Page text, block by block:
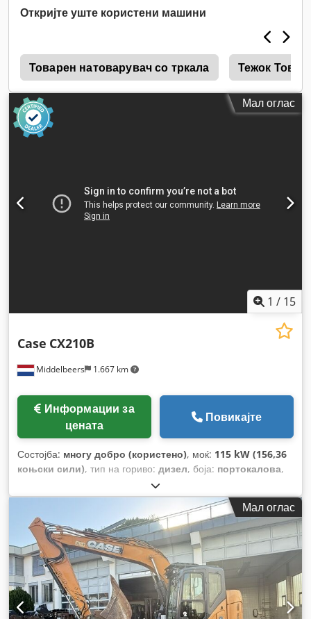
Откријте уште користени машини
Товарен натоварувач со тркала Тежок
Мал оглас
1 / 15
Middelbeers 1.667 km
Case CX210B
цената
Повикајте
Состојба: многу добро (користено), моќ: 115 kW (156,36
коњски сили), тип на гориво: дизел, боја: портокалова,
, Година на изградба:
работни часови:15.109 h,
Мал оглас